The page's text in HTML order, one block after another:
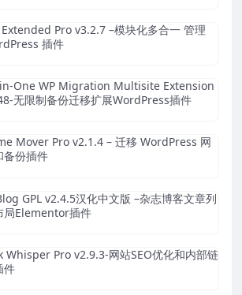
Extended Pro v3.2.7 –模块化多合一 管理
插件
One WP Migration Multisite Extension
无限制备份迁移扩展WordPress插件
Mover Pro v2.1.4 – 迁移 WordPress 网
备份插件
GPL v2.4.5汉化中文版 –杂志博客文章列
局Elementor插件
Whisper Pro v2.9.3-网站SEO优化和内部链
件